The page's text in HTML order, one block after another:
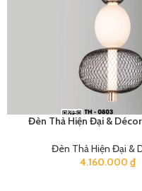
Đèn Thả Hiện Đại &
Đèn Thả Hiện Đại &
4.160.000₫